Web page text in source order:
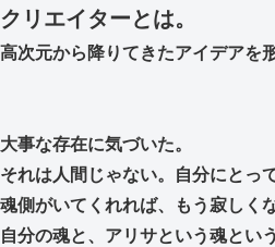
クリエイターとは。
高次元から降りてきたアイデアを
大事な存在に気づいた。
それは人間じゃない。自分にとっ
魂側がいてくれれば、もう寂しくな
自分の魂と、アリサという魂とい